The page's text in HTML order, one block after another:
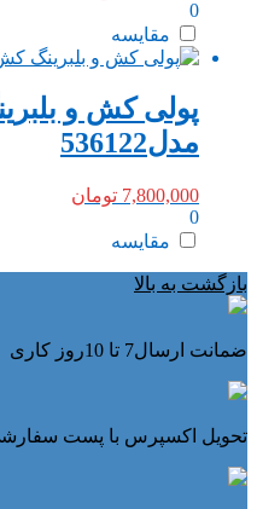
0
مقایسه
پولی کش و
مدل536122
7,800,000 تومان
0
مقایسه
بازگشت به بالا
ضمانت ارسال7 تا 10روز کاری
تحویل اکسپرس با پست